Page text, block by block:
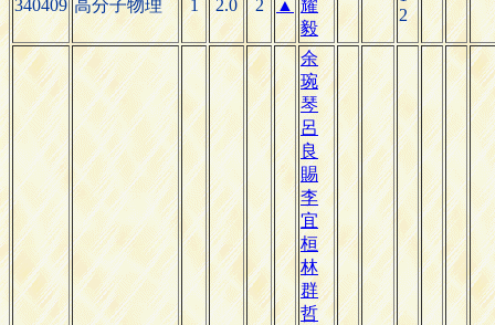
340409 高分子物理 1 2.0 2 ▲ 耀
毅
2
余
琬
琴
呂
良
賜
李
宜
桓
林
群
哲